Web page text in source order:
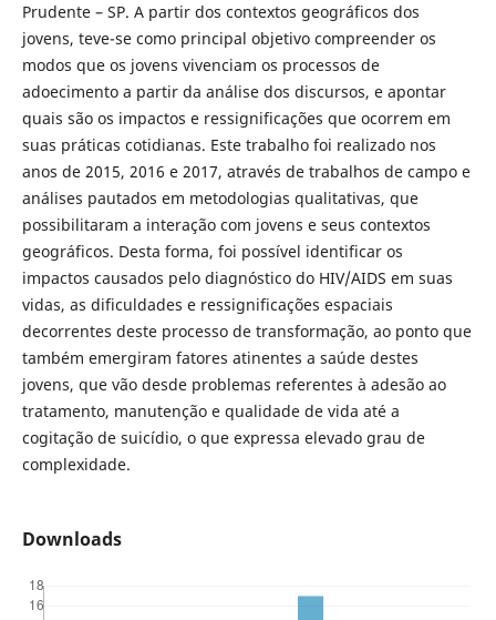
Prudente – SP. A partir dos contextos geográficos dos
jovens, teve-se como principal objetivo compreender os
modos que os jovens vivenciam os processos de
adoecimento a partir da análise dos discursos, e apontar
quais são os impactos e ressignificações que ocorrem em
suas práticas cotidianas. Este trabalho foi realizado nos
anos de 2015, 2016 e 2017, através de trabalhos de campo e
análises pautados em metodologias qualitativas, que
possibilitaram a interação com jovens e seus contextos
geográficos. Desta forma, foi possível identificar os
impactos causados pelo diagnóstico do HIV/AIDS em suas
vidas, as dificuldades e ressignificações espaciais
decorrentes deste processo de transformação, ao ponto que
também emergiram fatores atinentes a saúde destes
jovens, que vão desde problemas referentes à adesão ao
tratamento, manutenção e qualidade de vida até a
cogitação de suicídio, o que expressa elevado grau de
complexidade.
Downloads